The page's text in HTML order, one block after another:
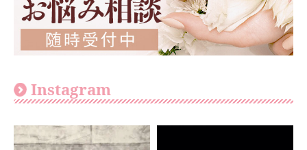
Instagram